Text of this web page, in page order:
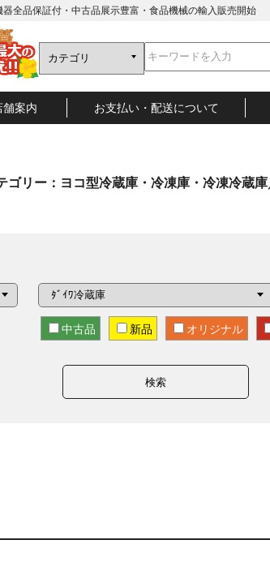
全品保証付・中古品展示豊富・食品機械の輸入販売開始
舗案内 お支払い・配送について
ゴリー：ヨコ型冷蔵庫・冷凍庫・冷凍冷蔵
中古品 新品 オリジナル
検索